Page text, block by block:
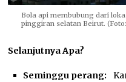
Bola api membubung dari
pinggiran selatan Beirut.
Selanjutnya Apa?
Seminggu perang: